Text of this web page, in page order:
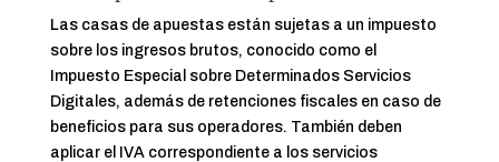
Las casas de apuestas están sujetas a un impuesto
sobre los ingresos brutos, conocido como el
Impuesto Especial sobre Determinados Servicios
Digitales, además de retenciones fiscales en caso de
beneficios para sus operadores. También deben
aplicar el IVA correspondiente a los servicios